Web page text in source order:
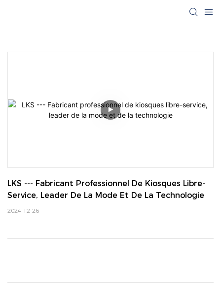
LKS --- Fabricant Professionnel De Kiosques Libre-
Service, Leader De La Mode Et De La Technologie
2024-12-26